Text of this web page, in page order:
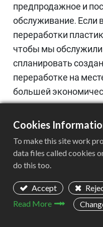
предпродажное и
обслуживание.
переработки
чтобы мы обслужили
спланировать
переработке на
большей
Cookies
To make this site work
data files called cookies
do this too.
Accept
Read More